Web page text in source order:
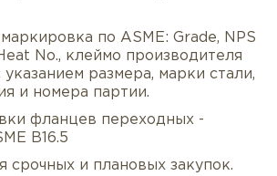
по ASME: Grade, NPS
No., клеймо производителя
размера, марки стали,
и номера партии.
фланцев переходных -
B16.5
срочных и плановых закупок.